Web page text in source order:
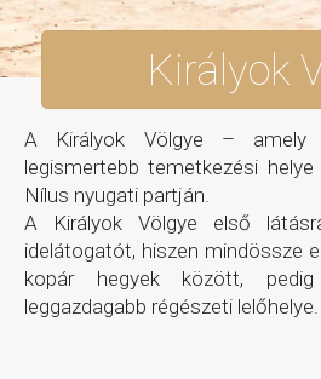
Királyok
A Királyok Völgye –
legismertebb temetkezési
Nílus nyugati partján.
A Királyok Völgye első
idelátogatót, hiszen mindössze
kopár hegyek között,
leggazdagabb régészeti lelőhelye.